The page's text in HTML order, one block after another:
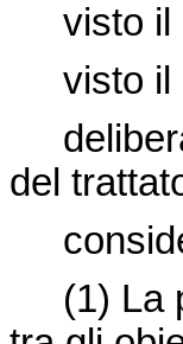
visto il
visto il
del
(1) La